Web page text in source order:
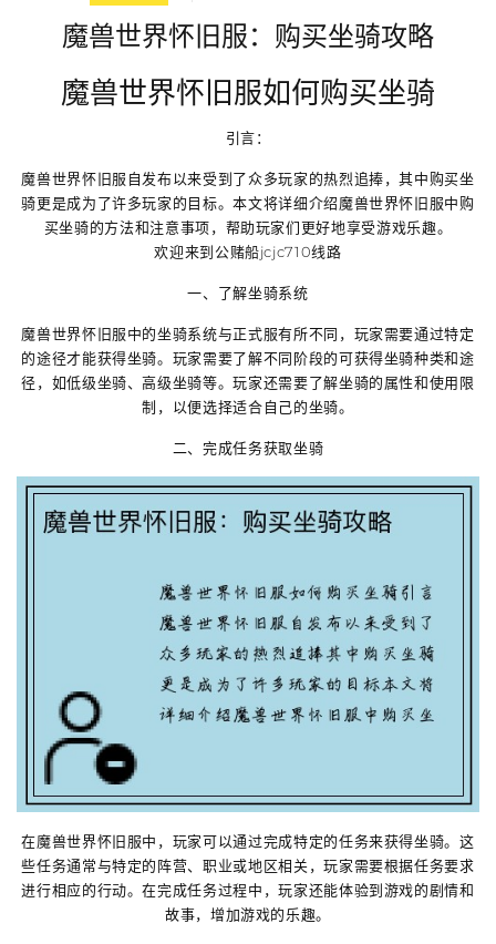
魔兽世界怀旧服：购买坐骑攻略
魔兽世界怀旧服如何购买坐骑
引言：
魔兽世界怀旧服自发布以来受到了众多玩家的热烈追捧，其中购买坐
骑更是成为了许多玩家的目标。本文将详细介绍魔兽世界怀旧服中购
买坐骑的方法和注意事项，帮助玩家们更好地享受游戏乐趣。
欢迎来到公赌船jcjc710线路
一、了解坐骑系统
魔兽世界怀旧服中的坐骑系统与正式服有所不同，玩家需要通过特定
的途径才能获得坐骑。玩家需要了解不同阶段的可获得坐骑种类和途
径，如低级坐骑、高级坐骑等。玩家还需要了解坐骑的属性和使用限
制，以便选择适合自己的坐骑。
二、完成任务获取坐骑
在魔兽世界怀旧服中，玩家可以通过完成特定的任务来获得坐骑。这
些任务通常与特定的阵营、职业或地区相关，玩家需要根据任务要求
进行相应的行动。在完成任务过程中，玩家还能体验到游戏的剧情和
故事，增加游戏的乐趣。